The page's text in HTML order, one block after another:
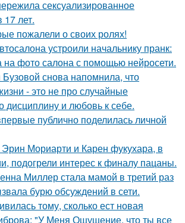
сексуализированное
17 лет.
пожалели о своих ролях!
устроили начальнику пранк:
на фото салона с помощью нейросети.
снова напомнила, что
- это не про случайные
дисциплину и любовь к себе.
публично поделилась личной
Эрин Мориарти и Карен фукухара, в
подогрели интерес к финалу пацаны.
Миллер стала мамой в третий раз
бурю обсуждений в сети.
тому, сколько ест новая
"У Меня Ощущение, что ты все